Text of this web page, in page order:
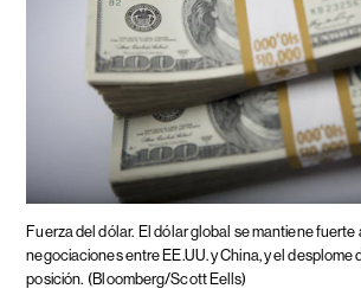
Fuerza del dólar. El dólar global se mantiene
negociaciones entre EE.UU. y China, y el desplome
posición. (Bloomberg/Scott Eells)